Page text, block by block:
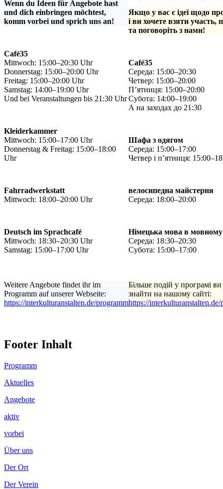
Wenn du Ideen für Angebote hast
und dich einbringen möchtest,
komm vorbei und sprich uns an!
Café35
Mittwoch: 15:00–20:30 Uhr
Donnerstag: 15:00–20:00 Uhr
Freitag: 15:00–20:00 Uhr
Samstag: 14:00–19:00 Uhr
Und bei Veranstaltungen bis 21:30 Uhr
Kleiderkammer
Mittwoch: 15:00–17:00 Uhr
Donnerstag & Freitag: 15:00–18:00
Uhr
Fahrradwerkstatt
Mittwoch: 18:00–20:00 Uhr
Deutsch im Sprachcafé
Mittwoch: 18:30–20:30 Uhr
Samstag: 15:00–17:00 Uhr
Weitere Angebote findet ihr im
Programm auf unserer Webseite:
https://interkulturanstalten.de/programm
Якщо у вас є ідеї щодо
і ви хочете взяти участь,
та поговоріть з нами!
Café35
Середа: 15:00–20:30
Четвер: 15:00–20:00
П’ятниця: 15:00–20:00
Субота: 14:00–19:00
А на заходах до 21:30
Шафа з одягом
Середа: 15:00–17:00
Четвер і п’ятниця:
велосипедна майстерня
Середа: 18:00–20:00
Німецька мова в
Середа: 18:30–20:30
Субота: 15:00–17:00
Більше подій у програмі
знайти на нашому сайті:
https://interkulturanstalten.de/
Footer Inhalt
Programm
Aktuelles
Angebote
aktiv
vorbei
Über uns
Der Ort
Der Verein